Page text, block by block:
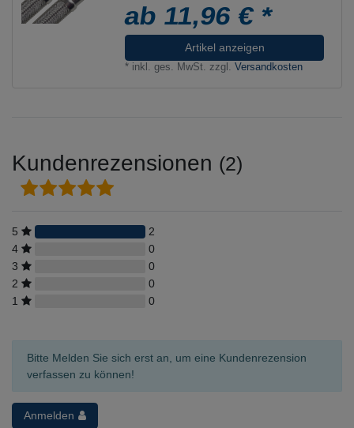
ab 11,96 € *
Artikel anzeigen
* inkl. ges. MwSt. zzgl.Versandkosten
Kundenrezensionen (2)
5
2
4
0
3
0
2
0
1
0
Bitte Melden Sie sich erst an, um eine Kundenrezension
verfassen zu können!
Anmelden